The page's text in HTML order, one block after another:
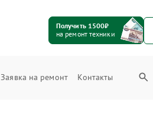
Получить 1500₽
на ремонт техники
Заявка на ремонт Контакты